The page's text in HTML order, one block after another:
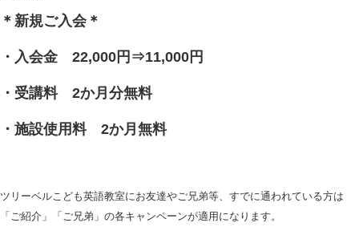
＊新規ご入会＊
・入会金 22,000円⇒11,000円
・受講料 2か月分無料
・施設使用料 2か月無料
ツリーベルこども英語教室にお友達やご兄弟等、すでに通われている方は
「ご紹介」「ご兄弟」の各キャンペーンが適用になります。